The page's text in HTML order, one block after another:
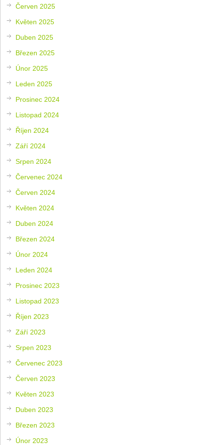
Červen 2025
Květen 2025
Duben 2025
Březen 2025
Únor 2025
Leden 2025
Prosinec 2024
Listopad 2024
Říjen 2024
Září 2024
Srpen 2024
Červenec 2024
Červen 2024
Květen 2024
Duben 2024
Březen 2024
Únor 2024
Leden 2024
Prosinec 2023
Listopad 2023
Říjen 2023
Září 2023
Srpen 2023
Červenec 2023
Červen 2023
Květen 2023
Duben 2023
Březen 2023
Únor 2023